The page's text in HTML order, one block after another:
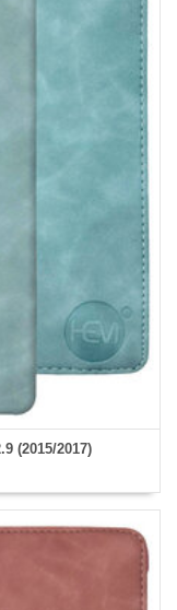
(2015/2017)